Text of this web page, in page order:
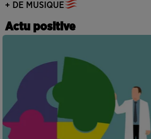
+ DE MUSIQUE
Actu positive